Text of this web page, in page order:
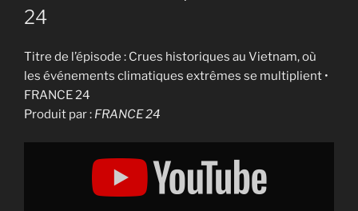
24
Titre de l’épisode : Crues historiques au Vietnam, où
les événements climatiques extrêmes se multiplient •
FRANCE 24
Produit par : FRANCE 24
Display